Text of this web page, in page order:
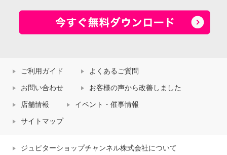
ご利用ガイド よくあるご質問
お問い合わせ お客様の声から改善しました
店舗情報 イベント・催事情報
サイトマップ
ジュピターショップチャンネル株式会社について